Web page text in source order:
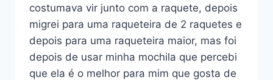
costumava vir junto com a raquete, depois
migrei para uma raqueteira de 2 raquetes e
depois para uma raqueteira maior, mas foi
depois de usar minha mochila que percebi
que ela é o melhor para mim que gosta de